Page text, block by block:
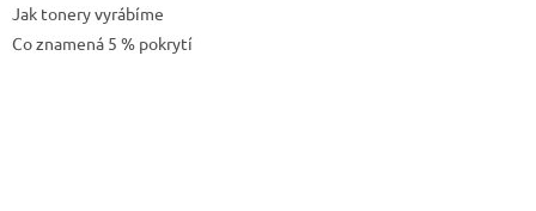
Jak tonery vyrábíme
Co znamená 5 % pokrytí